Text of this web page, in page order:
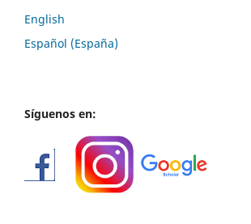
English
Español (España)
Síguenos en: